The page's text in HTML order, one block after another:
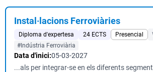
Instal·lacions Ferroviàries
Diploma d'expertesa 24 ECTS Presencial
#Indústria Ferroviària
Data d'inici:05-03-2027
...als per integrar-se en els diferents